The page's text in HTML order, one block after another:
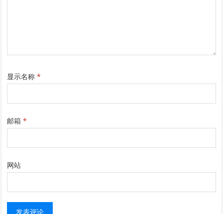
显示名称*
邮箱*
网站